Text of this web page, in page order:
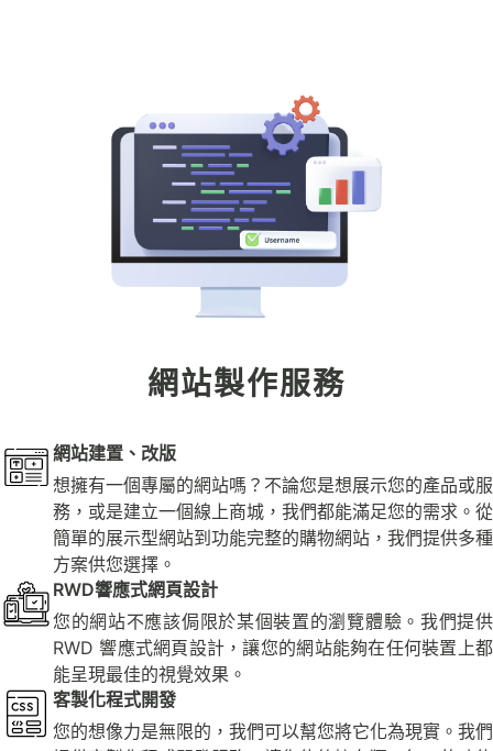
網站製作服務
網站建置、改版
想擁有一個專屬的網站嗎？不論您是想展示您的產品或服
務，或是建立一個線上商城，我們都能滿足您的需求。從
簡單的展示型網站到功能完整的購物網站，我們提供多種
方案供您選擇。
RWD響應式網頁設計
您的網站不應該侷限於某個裝置的瀏覽體驗。我們提供
RWD 響應式網頁設計，讓您的網站能夠在任何裝置上都
能呈現最佳的視覺效果。
客製化程式開發
您的想像力是無限的，我們可以幫您將它化為現實。我們